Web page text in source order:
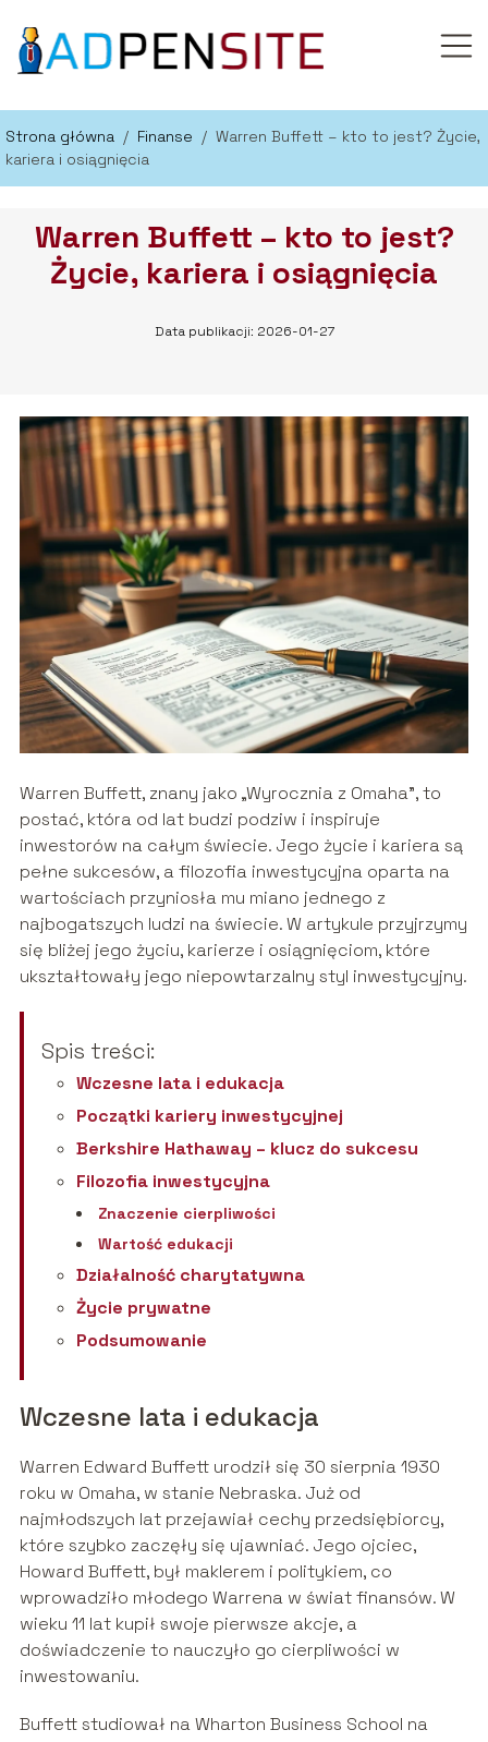
Strona główna / Finanse / Warren Buffett – kto to jest? Życie,
kariera i osiągnięcia
Warren Buffett – kto to jest?
Życie, kariera i osiągnięcia
Data publikacji: 2026-01-27
Warren Buffett, znany jako „Wyrocznia z Omaha”, to
postać, która od lat budzi podziw i inspiruje
inwestorów na całym świecie. Jego życie i kariera są
pełne sukcesów, a filozofia inwestycyjna oparta na
wartościach przyniosła mu miano jednego z
najbogatszych ludzi na świecie. W artykule przyjrzymy
się bliżej jego życiu, karierze i osiągnięciom, które
ukształtowały jego niepowtarzalny styl inwestycyjny.
Spis treści:
Wczesne lata i edukacja
Początki kariery inwestycyjnej
Berkshire Hathaway – klucz do sukcesu
Filozofia inwestycyjna
Znaczenie cierpliwości
Wartość edukacji
Działalność charytatywna
Życie prywatne
Podsumowanie
Wczesne lata i edukacja
Warren Edward Buffett urodził się 30 sierpnia 1930
roku w Omaha, w stanie Nebraska. Już od
najmłodszych lat przejawiał cechy przedsiębiorcy,
które szybko zaczęły się ujawniać. Jego ojciec,
Howard Buffett, był maklerem i politykiem, co
wprowadziło młodego Warrena w świat finansów. W
wieku 11 lat kupił swoje pierwsze akcje, a
doświadczenie to nauczyło go cierpliwości w
inwestowaniu.
Buffett studiował na Wharton Business School na